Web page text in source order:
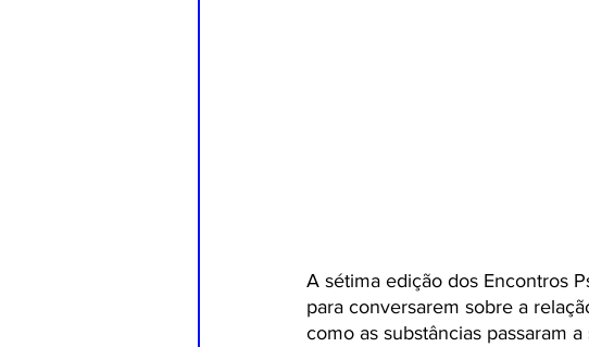
A sétima edição dos Encontros
para conversarem sobre a
como as substâncias passaram